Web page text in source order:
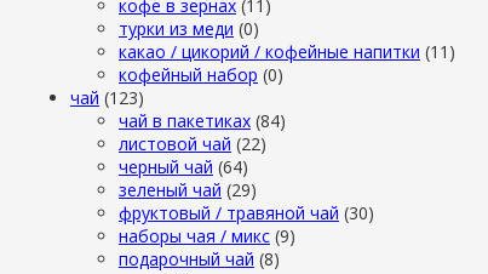
кофе в зернах (11)
турки из меди (0)
какао / цикорий / кофейные напитки (11)
кофейный набор (0)
чай (123)
чай в пакетиках (84)
листовой чай (22)
черный чай (64)
зеленый чай (29)
фруктовый / травяной чай (30)
наборы чая / микс (9)
подарочный чай (8)